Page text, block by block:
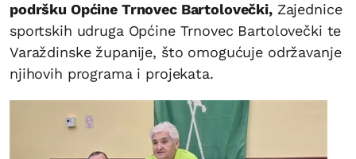
podršku Općine Trnovec Bartolovečki,Zajednice
sportskih udruga Općine Trnovec Bartolovečki te
Varaždinske županije, što omogućuje održavanje
njihovih programa i projekata.